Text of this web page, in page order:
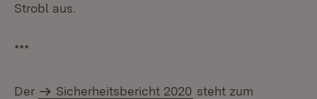
Strobl aus.
***
Der Sicherheitsbericht 2020 steht zum